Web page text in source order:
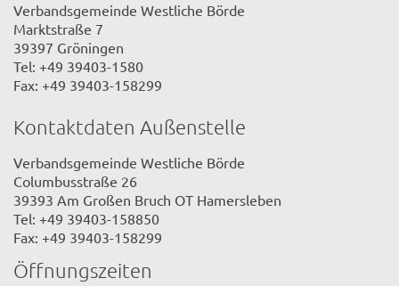
Verbandsgemeinde Westliche Börde
Marktstraße 7
39397 Gröningen
Tel: +49 39403-1580
Fax: +49 39403-158299
Kontaktdaten Außenstelle
Verbandsgemeinde Westliche Börde
Columbusstraße 26
39393 Am Großen Bruch OT Hamersleben
Tel: +49 39403-158850
Fax: +49 39403-158299
Öffnungszeiten